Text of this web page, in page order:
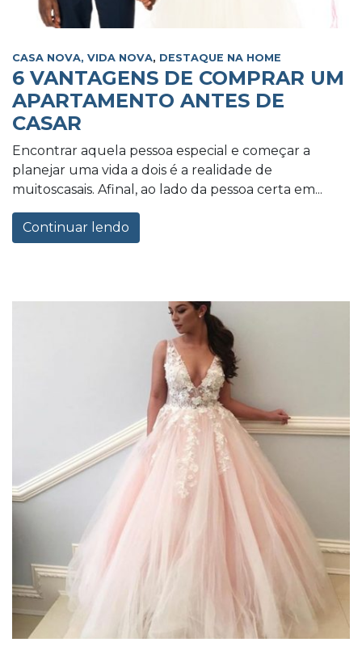
CASA NOVA, VIDA NOVA, DESTAQUE NA HOME
6 VANTAGENS DE COMPRAR UM
APARTAMENTO ANTES DE
CASAR
Encontrar aquela pessoa especial e começar a
planejar uma vida a dois é a realidade de
muitoscasais. Afinal, ao lado da pessoa certa em...
Continuar lendo